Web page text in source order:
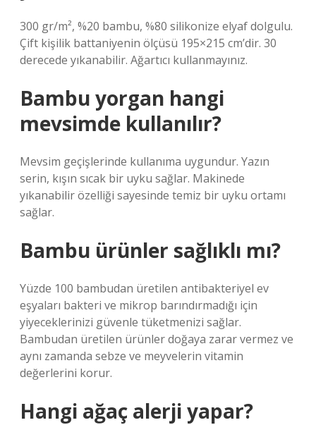
300 gr/m², %20 bambu, %80 silikonize elyaf dolgulu.
Çift kişilik battaniyenin ölçüsü 195×215 cm’dir. 30
derecede yıkanabilir. Ağartıcı kullanmayınız.
Bambu yorgan hangi
mevsimde kullanılır?
Mevsim geçişlerinde kullanıma uygundur. Yazın
serin, kışın sıcak bir uyku sağlar. Makinede
yıkanabilir özelliği sayesinde temiz bir uyku ortamı
sağlar.
Bambu ürünler sağlıklı mı?
Yüzde 100 bambudan üretilen antibakteriyel ev
eşyaları bakteri ve mikrop barındırmadığı için
yiyeceklerinizi güvenle tüketmenizi sağlar.
Bambudan üretilen ürünler doğaya zarar vermez ve
aynı zamanda sebze ve meyvelerin vitamin
değerlerini korur.
Hangi ağaç alerji yapar?